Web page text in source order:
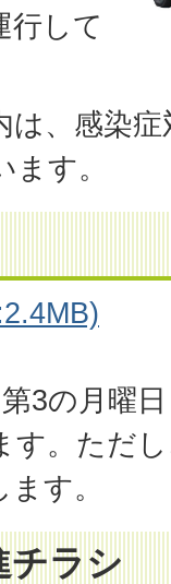
行して
、感染
す。
3の月曜
す。ただ
ます。
チラシ